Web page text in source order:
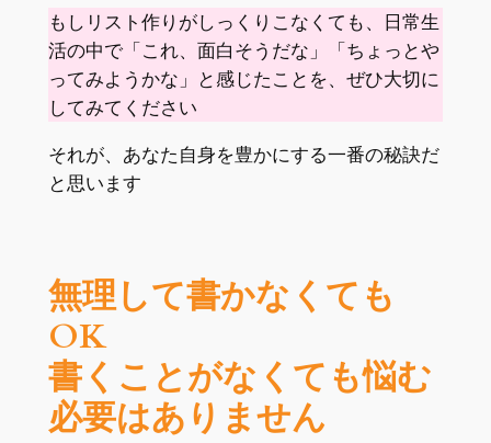
もしリスト作りがしっくりこなくても、日常生
活の中で「これ、面白そうだな」「ちょっとや
ってみようかな」と感じたことを、ぜひ大切に
してみてください
それが、あなた自身を豊かにする一番の秘訣だ
と思います
無理して書かなくても
OK
書くことがなくても悩む
必要はありません